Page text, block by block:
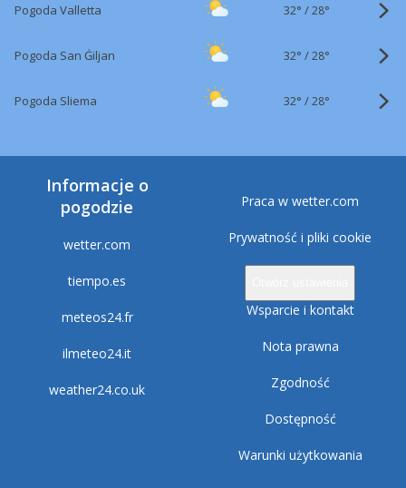
Pogoda Valletta 32° /28°
Pogoda San Ġiljan 32° /28°
Pogoda Sliema 32° /28°
Informacje o
pogodzie
wetter.com
tiempo.es
meteos24.fr
ilmeteo24.it
weather24.co.uk
Praca w wetter.com
Prywatność i pliki cookie
Wsparcie i kontakt
Nota prawna
Zgodność
Dostępność
Warunki użytkowania